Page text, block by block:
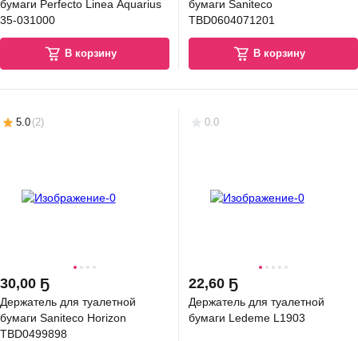
бумаги Perfecto Linea Aquarius
35-031000
В корзину
бумаги Saniteco
TBD0604071201
В корзину
5.0 (2)
30,00 Ҕ
Держатель для туалетной
бумаги Saniteco Horizon
TBD0499898
0.0
22,60 Ҕ
Держатель для туалетной
бумаги Ledeme L1903